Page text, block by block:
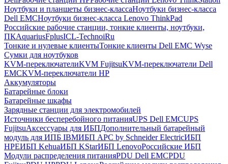
Ноутбуки и планшеты бизнес-классаНоутбуки бизнес-класса
Dell EMCНоутбуки бизнес-класса Lenovo ThinkPad
Российские рабочие станции, тонкие клиенты, ноутбуки,
ПКAquariusFplusICL-TechnoiRu
Тонкие и нулевые клиентыТонкие клиенты Dell EMC Wyse
Сумки для ноутбуков
KVM-переключателиKVM FujitsuKVM-переключатели Dell
EMCKVM-переключатели HP
Аккумуляторы
Батарейные блоки
Батарейные шкафы
Зарядные станции для электромобилей
Источники бесперебойного питанияUPS Dell EMCUPS
FujitsuАксессуары для ИБПДополнительный батарейный
модуль для ИПБ IBMИБП APC by Schneider ElectricИБП
HPEИБП KehuaИБП KStarИБП LenovoРоссийские ИБП
Модули распределения питанияPDU Dell EMCPDU